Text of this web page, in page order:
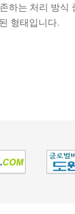
하는 처리 방식
형태입니다.